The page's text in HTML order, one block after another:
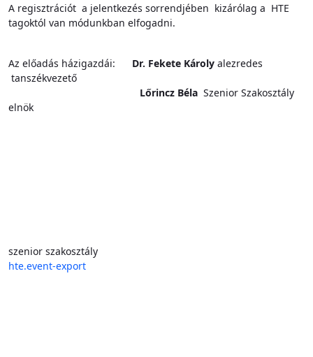
A regisztrációt a jelentkezés sorrendjében kizárólag a HTE
tagoktól van módunkban elfogadni.
Az előadás házigazdái: Dr. Fekete Károly alezredes
tanszékvezető
Lőrincz Béla Szenior Szakosztály
elnök
szenior szakosztály
hte.event-export